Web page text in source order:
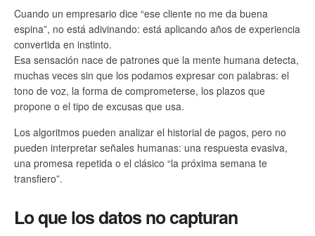
Cuando un empresario dice “ese cliente no me da buena
espina”, no está adivinando: está aplicando años de experiencia
convertida en instinto.
Esa sensación nace de patrones que la mente humana detecta,
muchas veces sin que los podamos expresar con palabras: el
tono de voz, la forma de comprometerse, los plazos que
propone o el tipo de excusas que usa.
Los algoritmos pueden analizar el historial de pagos, pero no
pueden interpretar señales humanas: una respuesta evasiva,
una promesa repetida o el clásico “la próxima semana te
transfiero”.
Lo que los datos no capturan